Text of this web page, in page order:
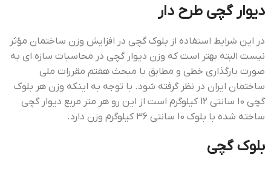
ديوار گچي طرح دار
در این شرایط استفاده از بلوک گچی در افزایش وزن ساختمان مؤثر
نیست البته بهتر است که وزن دیوار گچی در محاسبات سازه ای به
صورت بارگذاری خطی و مطابق با مبحث هفتم مقررات ملی
ساختمان ایران در نظر گرفته شود. با توجه به اینکه وزن هر بلوک
گچی 10 سانتی 12 کیلوگرم است از این رو هر متر مربع دیوار گچی
ساخته شده با بلوک 10 سانتی 36 کیلوگرم وزن دارد.
بلوک گچی